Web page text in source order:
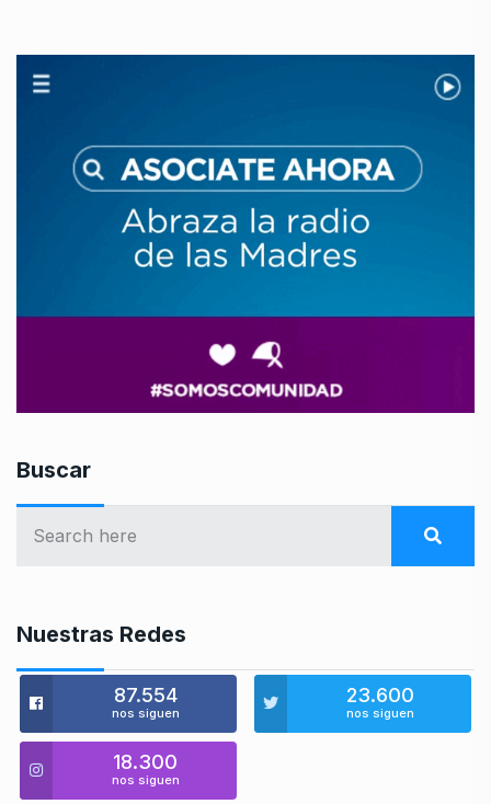
Buscar
Nuestras Redes
87.554
nos siguen
23.600
nos siguen
18.300
nos siguen